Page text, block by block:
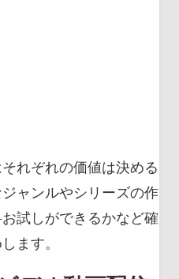
れぞれの価値は決める
ャンルやシリーズの作
試しができるかなど確
ます。